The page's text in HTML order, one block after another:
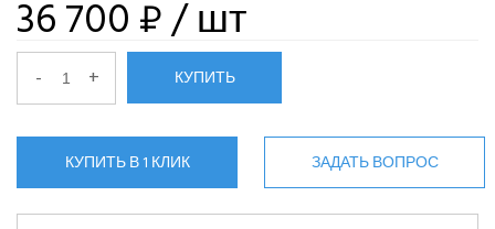
36 700 ₽/ шт
- + КУПИТЬ
КУПИТЬ В 1 КЛИК ЗАДАТЬ ВОПРОС